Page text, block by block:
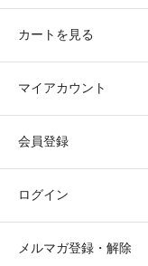
カートを見る
マイアカウント
会員登録
ログイン
メルマガ登録・解除